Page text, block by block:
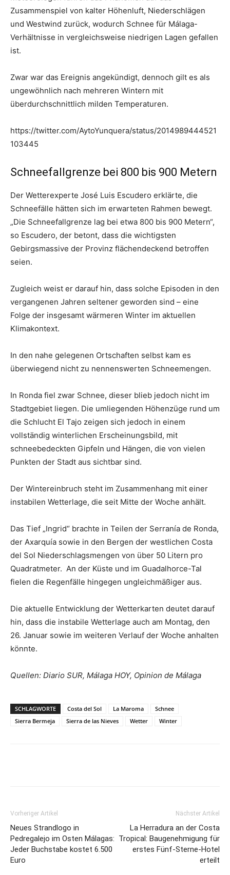
Zusammenspiel von kalter Höhenluft, Niederschlägen
und Westwind zurück, wodurch Schnee für Málaga-
Verhältnisse in vergleichsweise niedrigen Lagen gefallen
ist.
Zwar war das Ereignis angekündigt, dennoch gilt es als
ungewöhnlich nach mehreren Wintern mit
überdurchschnittlich milden Temperaturen.
https://twitter.com/AytoYunquera/status/2014989444521
103445
Schneefallgrenze bei 800 bis 900 Metern
Der Wetterexperte José Luis Escudero erklärte, die
Schneefälle hätten sich im erwarteten Rahmen bewegt.
„Die Schneefallgrenze lag bei etwa 800 bis 900 Metern“,
so Escudero, der betont, dass die wichtigsten
Gebirgsmassive der Provinz flächendeckend betroffen
seien.
Zugleich weist er darauf hin, dass solche Episoden in den
vergangenen Jahren seltener geworden sind – eine
Folge der insgesamt wärmeren Winter im aktuellen
Klimakontext.
In den nahe gelegenen Ortschaften selbst kam es
überwiegend nicht zu nennenswerten Schneemengen.
In Ronda fiel zwar Schnee, dieser blieb jedoch nicht im
Stadtgebiet liegen. Die umliegenden Höhenzüge rund um
die Schlucht El Tajo zeigen sich jedoch in einem
vollständig winterlichen Erscheinungsbild, mit
schneebedeckten Gipfeln und Hängen, die von vielen
Punkten der Stadt aus sichtbar sind.
Der Wintereinbruch steht im Zusammenhang mit einer
instabilen Wetterlage, die seit Mitte der Woche anhält.
Das Tief „Ingrid“ brachte in Teilen der Serranía de Ronda,
der Axarquía sowie in den Bergen der westlichen Costa
del Sol Niederschlagsmengen von über 50 Litern pro
Quadratmeter. An der Küste und im Guadalhorce-Tal
fielen die Regenfälle hingegen ungleichmäßiger aus.
Die aktuelle Entwicklung der Wetterkarten deutet darauf
hin, dass die instabile Wetterlage auch am Montag, den
26. Januar sowie im weiteren Verlauf der Woche anhalten
könnte.
Quellen: Diario SUR, Málaga HOY, Opinion de Málaga
SCHLAGWORTE Costa del Sol La Maroma
Schnee
Sierra Bermeja
Sierra de las Nieves Wetter Winter
Vorheriger Artikel
Neues Strandlogo in
Pedregalejo im Osten Málagas:
Jeder Buchstabe kostet 6.500
Euro
Nächster Artikel
La Herradura an der Costa
Tropical: Baugenehmigung für
erstes Fünf-Sterne-Hotel
erteilt